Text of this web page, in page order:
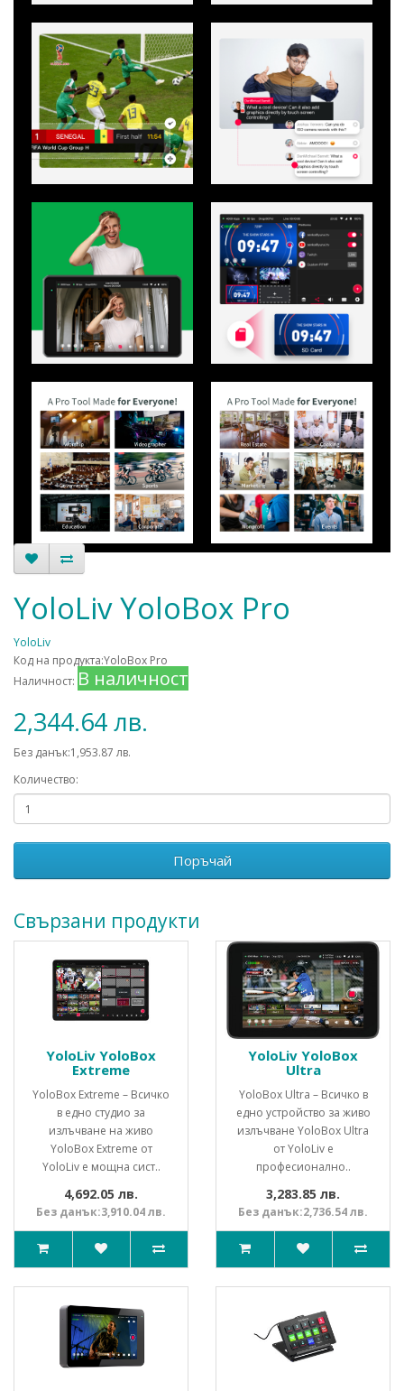
YoloLiv YoloBox Pro
YoloLiv
Код на продукта:YoloBox Pro
Наличност: В наличност
2,344.64 лв.
Без данък:1,953.87 лв.
Количество:
Поръчай
Свързани продукти
YoloLiv YoloBox
Extreme
YoloBox Extreme – Всичко
в едно студио за
излъчване на живо
YoloBox Extreme от
YoloLiv е мощна сист..
4,692.05 лв.
Без данък:3,910.04 лв.
YoloLiv YoloBox
Ultra
YoloBox Ultra – Всичко в
едно устройство за живо
излъчване YoloBox Ultra
от YoloLiv е
професионално..
3,283.85 лв.
Без данък:2,736.54 лв.